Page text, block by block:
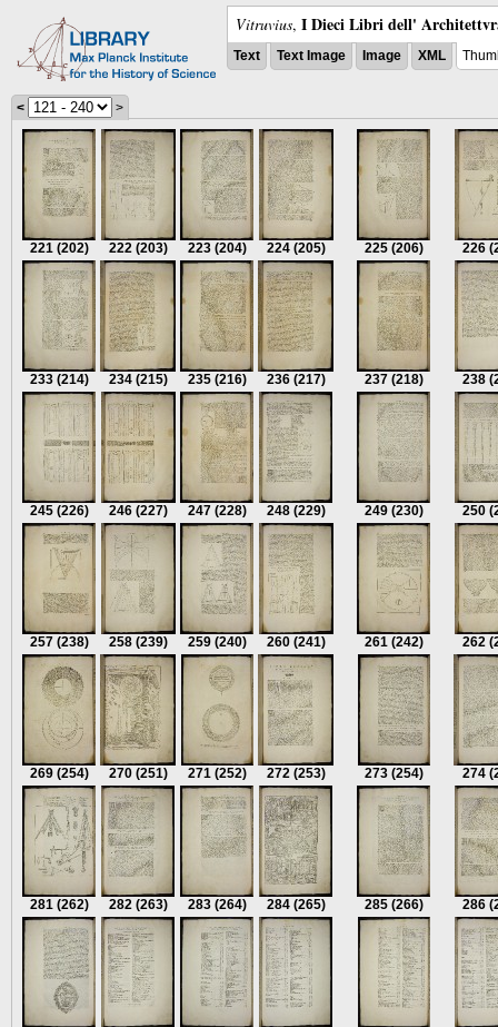
Vitruvius, I Dieci Libri dell'
Text Text Image Image XML
< >
221 (202) 222 (203) 223 (204) 224 (205) 225 (206) 226
233 (214) 234 (215) 235 (216) 236 (217) 237 (218) 238
245 (226) 246 (227) 247 (228) 248 (229) 249 (230) 250
257 (238) 258 (239) 259 (240) 260 (241) 261 (242) 262
269 (254) 270 (251) 271 (252) 272 (253) 273 (254) 274
281 (262) 282 (263) 283 (264) 284 (265) 285 (266) 286